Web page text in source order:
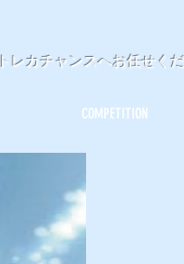
レカチャンスへお任せく
COMPETITION